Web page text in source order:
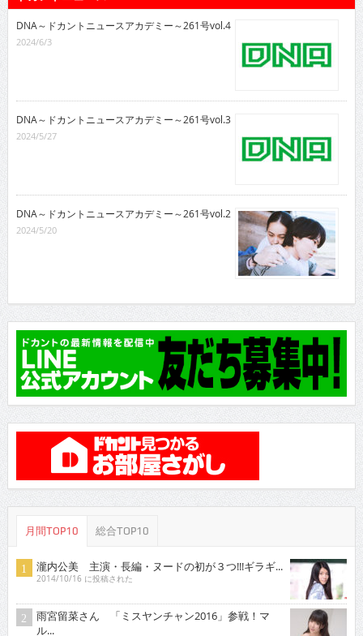
DNA～ドカントニュースアカデミー～261号vol.4
2024/6/3
DNA～ドカントニュースアカデミー～261号vol.3
2024/5/27
DNA～ドカントニュースアカデミー～261号vol.2
2024/5/20
月間TOP10 総合TOP10
瀧内公美 主演・長編・ヌードの初が３つ!!!ギラギ...
2014/10/16 に投稿された
雨宮留菜さん 「ミスヤンチャン2016」参戦！マ
ル...